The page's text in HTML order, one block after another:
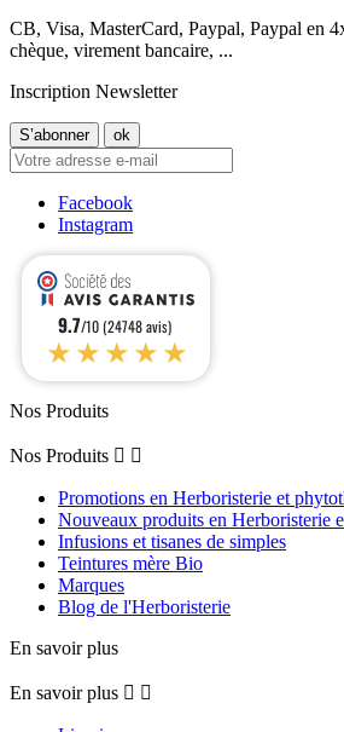
CB, Visa, MasterCard, Paypal, Paypal en
chèque, virement bancaire, ...
Inscription Newsletter
Facebook
Instagram
9.7/10 (24748 avis)
★★★★★
Nos Produits
Nos Produits  
Promotions en Herboristerie et
Nouveaux produits en Herboristerie
Infusions et tisanes de simples
Teintures mère Bio
Marques
Blog de l'Herboristerie
En savoir plus
En savoir plus  